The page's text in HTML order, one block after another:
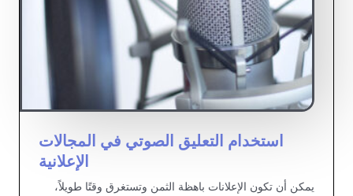
استخدام التعليق الصوتي في المجالات
الإعلانية
يمكن أن تكون الإعلانات باهظة الثمن وتستغرق وقتًا طويلاً،